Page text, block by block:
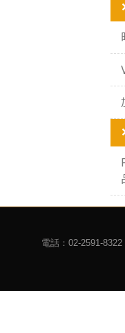
電話：02-2591-8322